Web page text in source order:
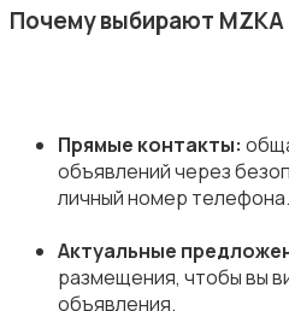
Почему выбирают
Прямые контакты:
объявлений через
личный номер телефона.
Актуальные
размещения, чтобы вы
объявления.